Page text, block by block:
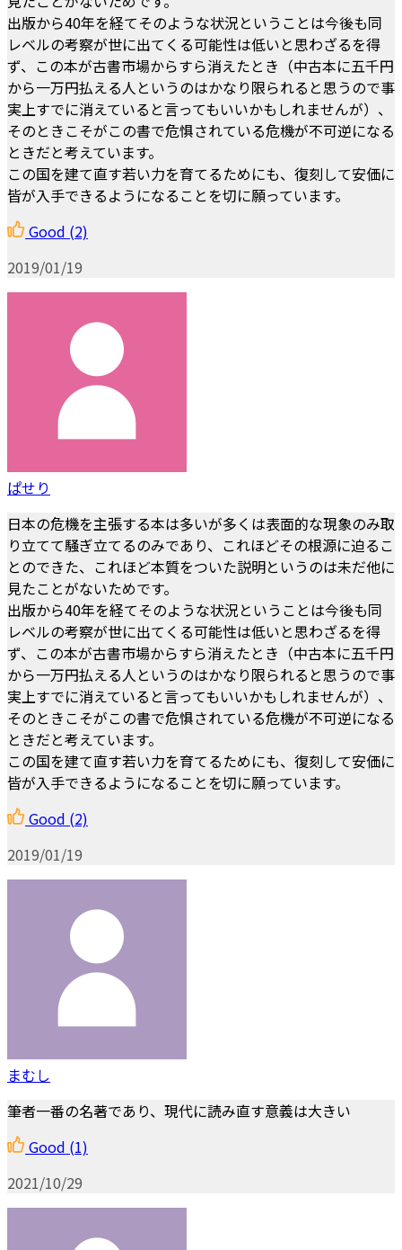
出版から40年を経てそのような状況ということは今後も同
レベルの考察が世に出てくる可能性は低いと思わざるを得
ず、この本が古書市場からすら消えたとき（中古本に五千円
から一万円払える人というのはかなり限られると思うので事
実上すでに消えていると言ってもいいかもしれませんが）、
そのときこそがこの書で危惧されている危機が不可逆になる
ときだと考えています。
この国を建て直す若い力を育てるためにも、復刻して安価に
皆が入手できるようになることを切に願っています。
Good (2)
2019/01/19
ぱせり
日本の危機を主張する本は多いが多くは表面的な現象のみ取
り立てて騒ぎ立てるのみであり、これほどその根源に迫るこ
とのできた、これほど本質をついた説明というのは未だ他に
見たことがないためです。
出版から40年を経てそのような状況ということは今後も同
レベルの考察が世に出てくる可能性は低いと思わざるを得
ず、この本が古書市場からすら消えたとき（中古本に五千円
から一万円払える人というのはかなり限られると思うので事
実上すでに消えていると言ってもいいかもしれませんが）、
そのときこそがこの書で危惧されている危機が不可逆になる
ときだと考えています。
この国を建て直す若い力を育てるためにも、復刻して安価に
皆が入手できるようになることを切に願っています。
Good (2)
2019/01/19
まむし
筆者一番の名著であり、現代に読み直す意義は大きい
Good (1)
2021/10/29